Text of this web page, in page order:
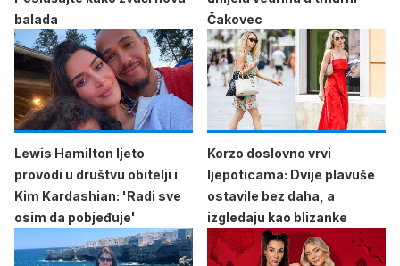
balada
Čakovec
Lewis Hamilton ljeto
provodi u društvu obitelji i
Kim Kardashian: 'Radi sve
osim da pobjeđuje'
Korzo doslovno vrvi
ljepoticama: Dvije plavuše
ostavile bez daha, a
izgledaju kao blizanke